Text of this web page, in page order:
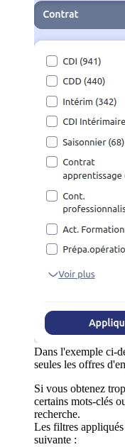
Dans l'exemple ci-
seules les offres
Si vous obtenez
certains mots-clés
recherche.
Les filtres
suivante :